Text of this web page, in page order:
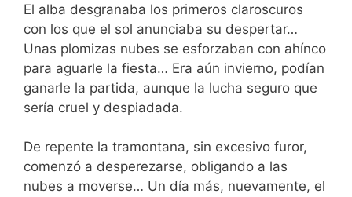
El alba desgranaba los primeros claroscuros
con los que el sol anunciaba su despertar…
Unas plomizas nubes se esforzaban con ahínco
para aguarle la fiesta… Era aún invierno, podían
ganarle la partida, aunque la lucha seguro que
sería cruel y despiadada.
De repente la tramontana, sin excesivo furor,
comenzó a desperezarse, obligando a las
nubes a moverse… Un día más, nuevamente, el